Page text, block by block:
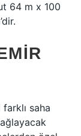
64 m x 100
saha